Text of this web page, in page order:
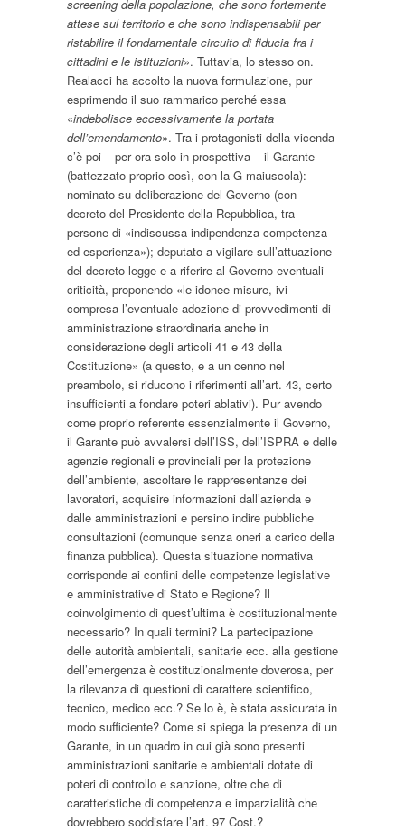
screening della popolazione, che sono fortemente
attese sul territorio e che sono indispensabili per
ristabilire il fondamentale circuito di fiducia fra i
cittadini e le istituzioni». Tuttavia, lo stesso on.
Realacci ha accolto la nuova formulazione, pur
esprimendo il suo rammarico perché essa
«indebolisce eccessivamente la portata
dell’emendamento». Tra i protagonisti della vicenda
c’è poi – per ora solo in prospettiva – il Garante
(battezzato proprio così, con la G maiuscola):
nominato su deliberazione del Governo (con
decreto del Presidente della Repubblica, tra
persone di «indiscussa indipendenza competenza
ed esperienza»); deputato a vigilare sull’attuazione
del decreto-legge e a riferire al Governo eventuali
criticità, proponendo «le idonee misure, ivi
compresa l’eventuale adozione di provvedimenti di
amministrazione straordinaria anche in
considerazione degli articoli 41 e 43 della
Costituzione» (a questo, e a un cenno nel
preambolo, si riducono i riferimenti all’art. 43, certo
insufficienti a fondare poteri ablativi). Pur avendo
come proprio referente essenzialmente il Governo,
il Garante può avvalersi dell’ISS, dell’ISPRA e delle
agenzie regionali e provinciali per la protezione
dell’ambiente, ascoltare le rappresentanze dei
lavoratori, acquisire informazioni dall’azienda e
dalle amministrazioni e persino indire pubbliche
consultazioni (comunque senza oneri a carico della
finanza pubblica). Questa situazione normativa
corrisponde ai confini delle competenze legislative
e amministrative di Stato e Regione? Il
coinvolgimento di quest’ultima è costituzionalmente
necessario? In quali termini? La partecipazione
delle autorità ambientali, sanitarie ecc. alla gestione
dell’emergenza è costituzionalmente doverosa, per
la rilevanza di questioni di carattere scientifico,
tecnico, medico ecc.? Se lo è, è stata assicurata in
modo sufficiente? Come si spiega la presenza di un
Garante, in un quadro in cui già sono presenti
amministrazioni sanitarie e ambientali dotate di
poteri di controllo e sanzione, oltre che di
caratteristiche di competenza e imparzialità che
dovrebbero soddisfare l’art. 97 Cost.?